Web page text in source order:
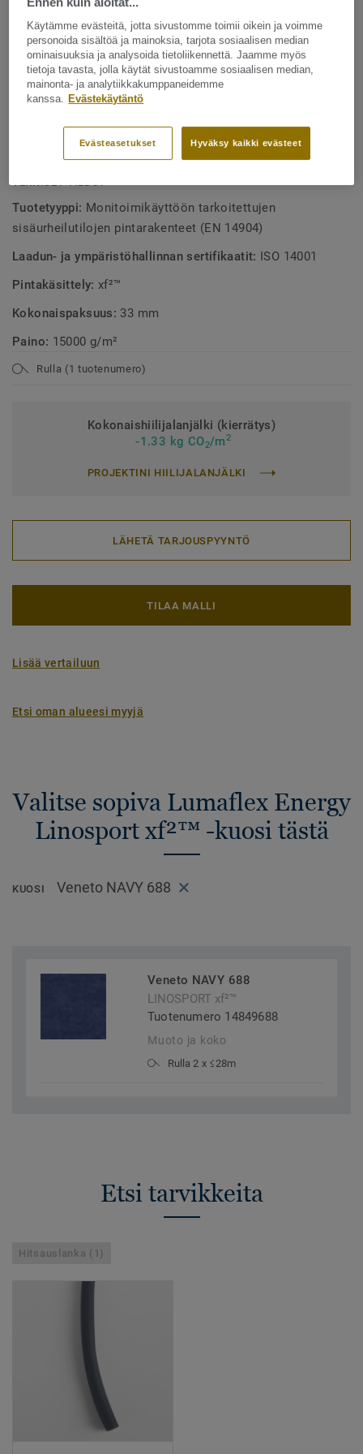
linoleum-pinta Lumaflex Energy-alusrakenteeseen saadaan
useille eri lajeille sopiva urheilulattia.
TUOTTEEN OMINAISUUDET
Ihanteellinen lukion liikuntasalin lattia
Kestää äärimmäisen hyvin kulutusta ja painumia
Lumaflex Extreme -alusrakenne tekee lattiasta
Kustannustehokas hoito
TEKNISET TIEDOT
Tuotetyyppi: Monitoimikäyttöön tarkoitettujen
sisäurheilutilojen pintarakenteet (EN 14904)
Laadun- ja ympäristöhallinnan sertifikaatit: ISO 14001
Pintakäsittely:xf²™
Kokonaispaksuus: 33 mm
Paino: 15000 g/m²
Rulla (1 tuotenumero)
Kokonaishiilijalanjälki (kierrätys)
-1.33 kg CO2/m2
PROJEKTINI HIILIJALANJÄLKI
LÄHETÄ TARJOUSPYYNTÖ
TILAA MALLI
Lisää vertailuun
Etsi oman alueesi myyjä
Valitse sopiva Lumaflex Energy
Linosport xf²™ -kuosi tästä
KUOSI Veneto NAVY 688
Veneto NAVY 688
LINOSPORT xf²™
Tuotenumero 14849688
Muoto ja koko
Rulla 2 x ≤28m
Etsi tarvikkeita
Hitsauslanka (1)
Käytämme evästeitä, jotta sivustomme toimii oikein ja voimme
personoida sisältöä ja mainoksia, tarjota sosiaalisen median
ominaisuuksia ja analysoida tietoliikennettä. Jaamme myös
tietoja tavasta, jolla käytät sivustoamme sosiaalisen median,
mainonta- ja analytiikkakumppaneidemme
kanssa. Evästekäytäntö
Hyväksy kaikki evästeet
Evästeasetukset